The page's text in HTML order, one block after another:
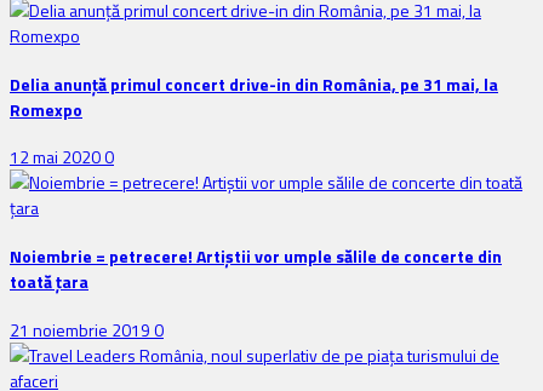
Delia anunţă primul concert drive-in din România, pe 31 mai, la
Romexpo
12 mai 20200
Noiembrie = petrecere! Artiștii vor umple sălile de concerte din
toată țara
21 noiembrie 20190